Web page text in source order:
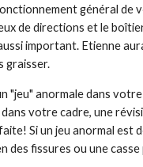
général de
de directions et le
important. Etienne
graisser.
"jeu" anormale dans
votre cadre, une
Si un jeu anormal est d
des fissures ou une